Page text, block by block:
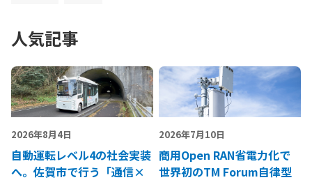
人気記事
2026年8月4日
自動運転レベル4の社会実装
へ。佐賀市で行う「通信×
2026年7月10日
商用Open RAN省電力化で
世界初のTM Forum自律型